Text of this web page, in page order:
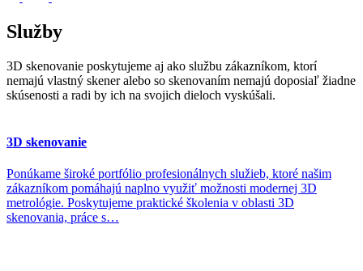
Služby
3D skenovanie poskytujeme aj ako službu zákazníkom, ktorí
nemajú vlastný skener alebo so skenovaním nemajú doposiaľ žiadne
skúsenosti a radi by ich na svojich dieloch vyskúšali.
3D skenovanie
Ponúkame široké portfólio profesionálnych služieb, ktoré našim
zákazníkom pomáhajú naplno využiť možnosti modernej 3D
metrológie. Poskytujeme praktické školenia v oblasti 3D
skenovania, práce s…